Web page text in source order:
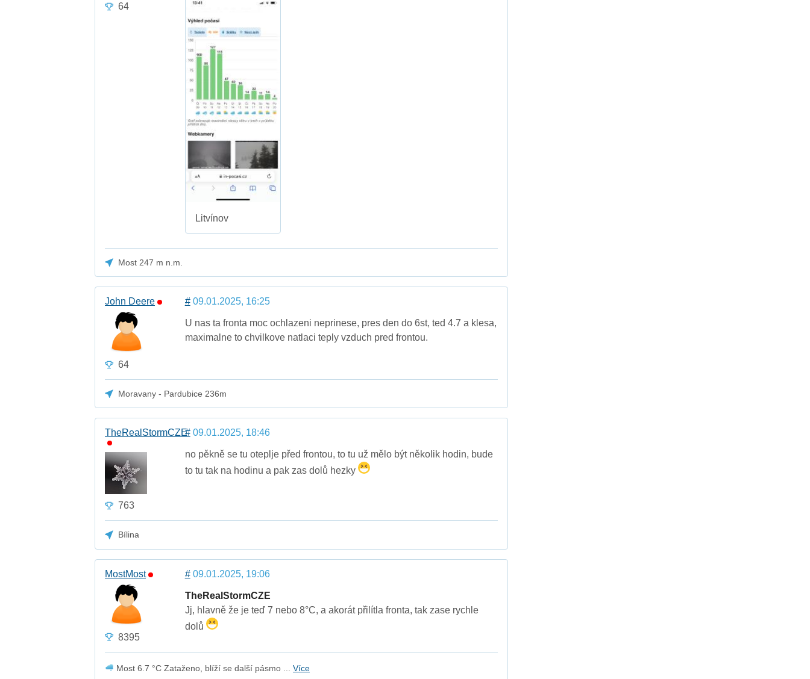
64
Litvínov
Most 247 m n.m.
John Deere
64
#09.01.2025, 16:25
U nas ta fronta moc ochlazeni neprinese, pres den do 6st, ted 4.7 a klesa,
maximalne to chvilkove natlaci teply vzduch pred frontou.
Moravany - Pardubice 236m
TheRealStormCZE
763
#09.01.2025, 18:46
no pěkně se tu oteplje před frontou, to tu už mělo být několik hodin, bude
to tu tak na hodinu a pak zas dolů hezky
Bílina
MostMost
8395
#09.01.2025, 19:06
TheRealStormCZE
Jj, hlavně že je teď 7 nebo 8°C, a akorát přilítla fronta, tak zase rychle
dolů
Most 6.7 °C Zataženo, blíží se další pásmo ...Více